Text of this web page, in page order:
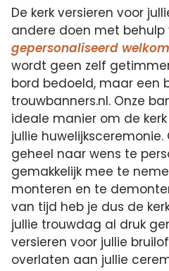
De kerk versieren voor
andere doen met behulp
gepersonaliseerd
wordt geen zelf
bord bedoeld, maar een
trouwbanners.nl. Onze
ideale manier om de
jullie huwelijksceremonie.
geheel naar wens te
gemakkelijk mee te
monteren en te
van tijd heb je dus de
jullie trouwdag al druk
versieren voor jullie
overlaten aan jullie